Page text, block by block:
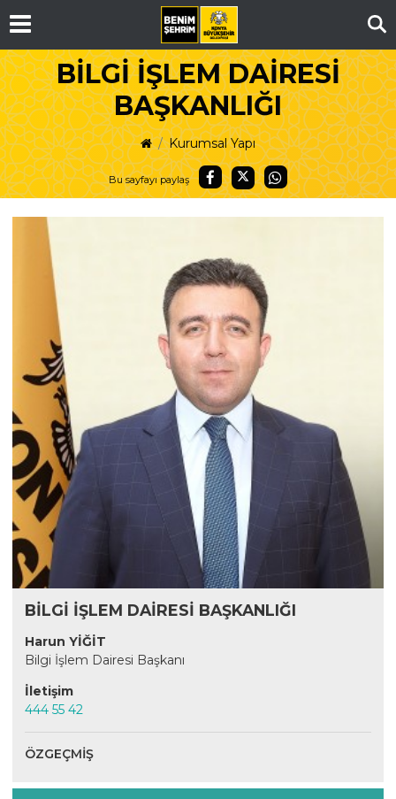
BİLGİ İŞLEM DAİRESİ
BAŞKANLIĞI
Kurumsal Yapı
Bu sayfayı paylaş
BİLGİ İŞLEM DAİRESİ BAŞKANLIĞI
Harun YİĞİT
Bilgi İşlem Dairesi Başkanı
İletişim
444 55 42
ÖZGEÇMIŞ